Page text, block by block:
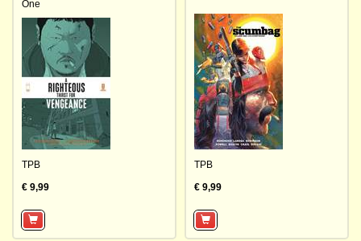
One
TPB
€ 9,99
TPB
€ 9,99